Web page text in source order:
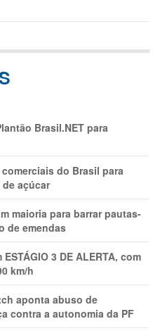
Brasil.NET para
do Brasil para
açúcar
maioria para barrar pautas-
de emendas
3 DE ALERTA, com
km/h
aponta abuso de
contra a autonomia da PF